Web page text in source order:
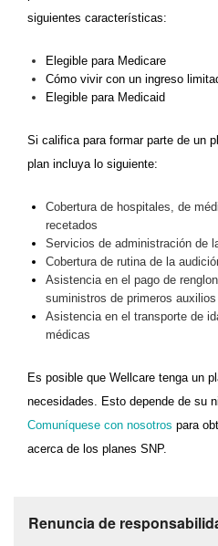
siguientes características:
Elegible para Medicare
Cómo vivir con un ingreso
Elegible para Medicaid
Si califica para formar parte de un
plan incluya lo siguiente:
Cobertura de hospitales, de
recetados
Servicios de administración de
Cobertura de rutina de la
Asistencia en el pago de
suministros de primeros
Asistencia en el transporte de
médicas
Es posible que Wellcare tenga un
necesidades. Esto depende de su
Comuníquese con nosotros para
acerca de los planes SNP.
Renuncia de